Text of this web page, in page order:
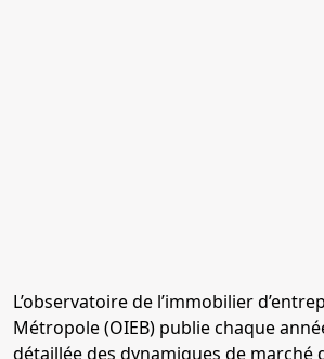
L’observatoire de l’immobilier
Métropole (OIEB) publie chaque
détaillée des dynamiques de marché